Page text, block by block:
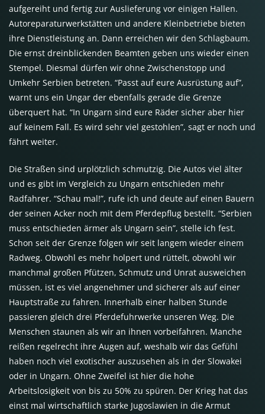
aufgereiht und fertig zur Auslieferung vor einigen Hallen.
Autoreparaturwerkstätten und andere Kleinbetriebe bieten
ihre Dienstleistung an. Dann erreichen wir den Schlagbaum.
Die ernst dreinblickenden Beamten geben uns wieder einen
Stempel. Diesmal dürfen wir ohne Zwischenstopp und
Umkehr Serbien betreten. “Passt auf eure Ausrüstung auf”,
warnt uns ein Ungar der ebenfalls gerade die Grenze
überquert hat. “In Ungarn sind eure Räder sicher aber hier
auf keinem Fall. Es wird sehr viel gestohlen”, sagt er noch und
fährt weiter.
Die Straßen sind urplötzlich schmutzig. Die Autos viel älter
und es gibt im Vergleich zu Ungarn entschieden mehr
Radfahrer. “Schau mal!”, rufe ich und deute auf einen Bauern
der seinen Acker noch mit dem Pferdepflug bestellt. “Serbien
muss entschieden ärmer als Ungarn sein”, stelle ich fest.
Schon seit der Grenze folgen wir seit langem wieder einem
Radweg. Obwohl es mehr holpert und rüttelt, obwohl wir
manchmal großen Pfützen, Schmutz und Unrat ausweichen
müssen, ist es viel angenehmer und sicherer als auf einer
Hauptstraße zu fahren. Innerhalb einer halben Stunde
passieren gleich drei Pferdefuhrwerke unseren Weg. Die
Menschen staunen als wir an ihnen vorbeifahren. Manche
reißen regelrecht ihre Augen auf, weshalb wir das Gefühl
haben noch viel exotischer auszusehen als in der Slowakei
oder in Ungarn. Ohne Zweifel ist hier die hohe
Arbeitslosigkeit von bis zu 50% zu spüren. Der Krieg hat das
einst mal wirtschaftlich starke Jugoslawien in die Armut